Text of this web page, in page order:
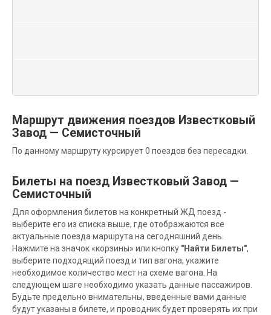
Маршрут движения поездов Известковый
Завод — Семисточный
По данному маршруту курсирует 0 поездов без пересадки.
Билеты на поезд Известковый Завод —
Семисточный
Для оформления билетов на конкретный ЖД поезд -
выберите его из списка выше, где отображаются все
актуальные поезда маршрута на сегодняшний день.
Нажмите на значок «корзины» или кнопку "Найти Билеты",
выберите подходящий поезд и тип вагона, укажите
необходимое количество мест на схеме вагона. На
следующем шаге необходимо указать данные пассажиров.
Будьте предельно внимательны, введенные вами данные
будут указаны в билете, и проводник будет проверять их при